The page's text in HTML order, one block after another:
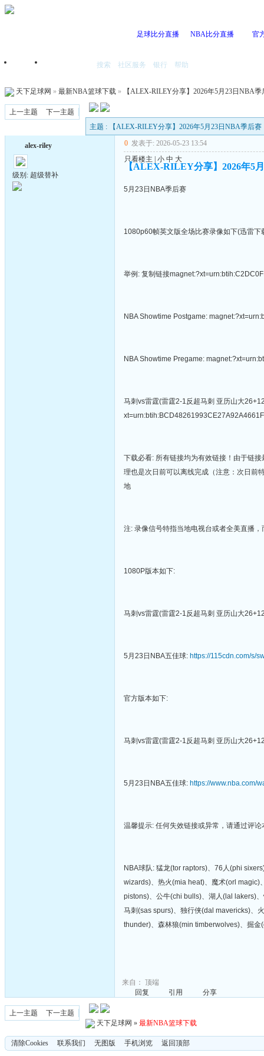
足球比分直播 NBA比分直播 官
首页 搜索 社区服务 银行 帮助
天下足球网 » 最新NBA篮球下载 » 【ALEX-RILEY分享】2026年5月23日NBA
上一主题
下一主题
主题 : 【ALEX-RILEY分享】2026年5月23日NBA季后赛
alex-riley
级别: 超级替补
0 发表于: 2026-05-23 13:54
只看楼主
小 中 大
【ALEX-RILEY分享】2026年5
5月23日NBA季后赛
1080p60帧英文版全场比赛录像如下(迅雷
举例: 复制链接
NBA Showtime Postgame:
NBA Showtime Pregame:
马刺vs雷霆(雷霆2-1反超马刺 亚历山大
下载必看: 所有链接均为有效链接！由于链
理也是次日前可以离线完成（注意：次日前
地
注: 录像信号特指当地电视台或者全美直播
1080P版本如下:
马刺vs雷霆(雷霆2-1反超马刺 亚历山大
5月23日NBA五佳球: https://115cdn.com/s/
官方版本如下:
马刺vs雷霆(雷霆2-1反超马刺 亚历山大
5月23日NBA五佳球: https://www.nba.com/
温馨提示: 任何失效链接或异常，请通过评
NBA球队: 猛龙(tor raptors)、76人(phi
wizards)、热火(mia heat)、魔术(orl
pistons)、公牛(chi bulls)、湖人(lal lakers)
马刺(sas spurs)、独行侠(dal mavericks)、
thunder)、森林狼(min timberwolves)、掘金
来自： 顶端
回复
引用 分享
上一主题
下一主题
天下足球网 » 最新NBA篮球下载
清除Cookies 联系我们 无图版 手机浏览 返回顶部